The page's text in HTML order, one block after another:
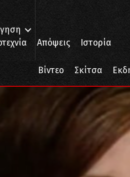
Απόψεις Ιστορία
Βίντεο Σκίτσα